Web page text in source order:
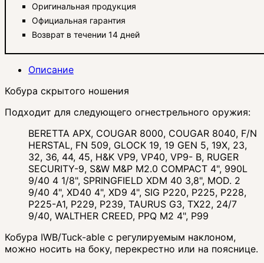
Оригинальная продукция
Официальная гарантия
Возврат в течении 14 дней
Описание
Кобура скрытого ношения
Подходит для следующего огнестрельного оружия:
BERETTA APX, COUGAR 8000, COUGAR 8040, F/N
HERSTAL, FN 509, GLOCK 19, 19 GEN 5, 19X, 23,
32, 36, 44, 45, H&K VP9, ​​VP40, VP9- B, RUGER
SECURITY-9, S&W M&P M2.0 COMPACT 4", 990L
9/40 4 1/8", SPRINGFIELD XDM 40 3,8", MOD. 2
9/40 4", XD40 4", XD9 4", SIG P220, P225, P228,
P225-A1, P229, P239, TAURUS G3, TX22, 24/7
9/40, WALTHER CREED, PPQ M2 4", P99
Кобура IWB/Tuck-able с регулируемым наклоном,
можно носить на боку, перекрестно или на пояснице.